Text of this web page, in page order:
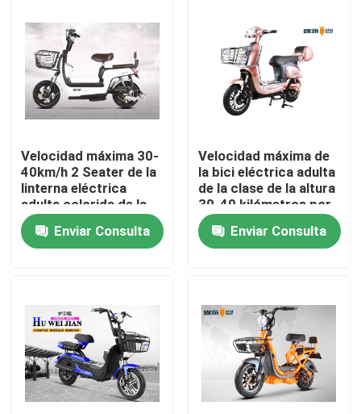
Sobre nosotros
Viaje de la fábrica
Control de calidad
Éntrenos en contacto con
Pida una cita
Vespa eléctrica del ciclomotor
Vespa del motor eléctrico
Vespa eléctrica de la movilidad
Velocidad máxima 30-
40km/h 2 Seater de la
linterna eléctrica
adulta colorida de la
bici LED
Enviar Consulta
Velocidad máxima de
la bici eléctrica adulta
de la clase de la altura
30-40 kilómetros por
hora con la caja
posterior grande
Enviar Consulta